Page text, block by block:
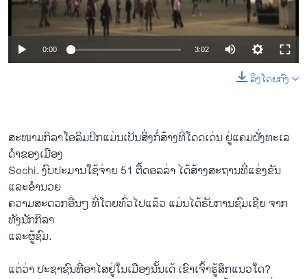
0:00 3:02
ລິງໂດຍກົງ
ສະໜາມ​ກິລາ​ໂອ​ລິ​ມປິກແມ່ນ​ເປັນ​ສິ່ງ​ກໍ່ສ້າງ​ທີ່​ໂດດ​ເດ່​ນ ຢູ່​ແຄມ​ຝັ່ງທະເລ​
ດໍາ​ຂອງ​ເມືອງ
Sochi. ງົບປະມານ​ໃຊ້​ຈ່າຍ 51 ຕື້ດອລລ່າ ​ໄດ້​ສ້າງ​ສະຖານ​ທີ່​ແຂ່ງຂັນ​
ແລະ​ອໍານວຍ​
ຄວາມ​ສະ​ດວກອື່ນໆ ທີ່​ໂດຍ​ທົ່ວ​ໄ​ປແລ້ວ ​ແມ່ນໄດ້​ຮັບການ​ຊົມ​ເຊີຍ ຈາກ​
ທັງ​ນັກ​ກິລາ​
ແລະ​ຜູ້​ຊົມ.
​ແຕ່​ວ່າ ປະຊາຊົນ​ທີ່​ອາ​ໄສ​ຢູ່​ໃນ​ເມືອງ​ນັ້ນ​ເດ້ ​ເຂົາ​ເຈົ້າ​ຮູ້ສຶກ​ແນວ​ໃດ? ​